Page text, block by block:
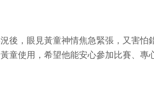
後，眼見黃童神情焦急緊張，又害怕
使用，希望他能安心參加比賽、專